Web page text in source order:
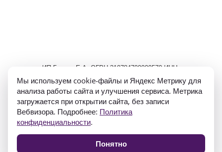
ИП Гуляев Е.А. ОГРН 310784709900570 ИНН
Политика конфиденциальности
Согласие на обработку персональных данных
Мы используем cookie-файлы и Яндекс Метрику для
анализа работы сайта и улучшения сервиса. Метрика
загружается при открытии сайта, без записи
Вебвизора. Подробнее: Политика
конфиденциальности.
Понятно